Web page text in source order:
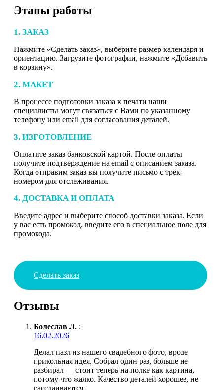
Этапы работы
1. ЗАКАЗ
Нажмите «Сделать заказ», выберите размер календаря и
ориентацию. Загрузите фотографии, нажмите «Добавить
в корзину».
2. МАКЕТ
В процессе подготовки заказа к печати наши
специалисты могут связаться с Вами по указанному
телефону или email для согласования деталей.
3. ИЗГОТОВЛЕНИЕ
Оплатите заказ банковской картой. После оплаты
получите подтверждение на email с описанием заказа.
Когда отправим заказ вы получите письмо с трек-
номером для отслеживания.
4. ДОСТАВКА И ОПЛАТА
Введите адрес и выберите способ доставки заказа. Если
у вас есть промокод, введите его в специальное поле для
промокода.
Сделать заказ
Отзывы
Болеслав Л. :
16.02.2026
Делал пазл из нашего свадебного фото, вроде
прикольная идея. Собрал один раз, больше не
разбирал — стоит теперь на полке как картина,
потому что жалко. Качество деталей хорошее, не
расслаиваются.